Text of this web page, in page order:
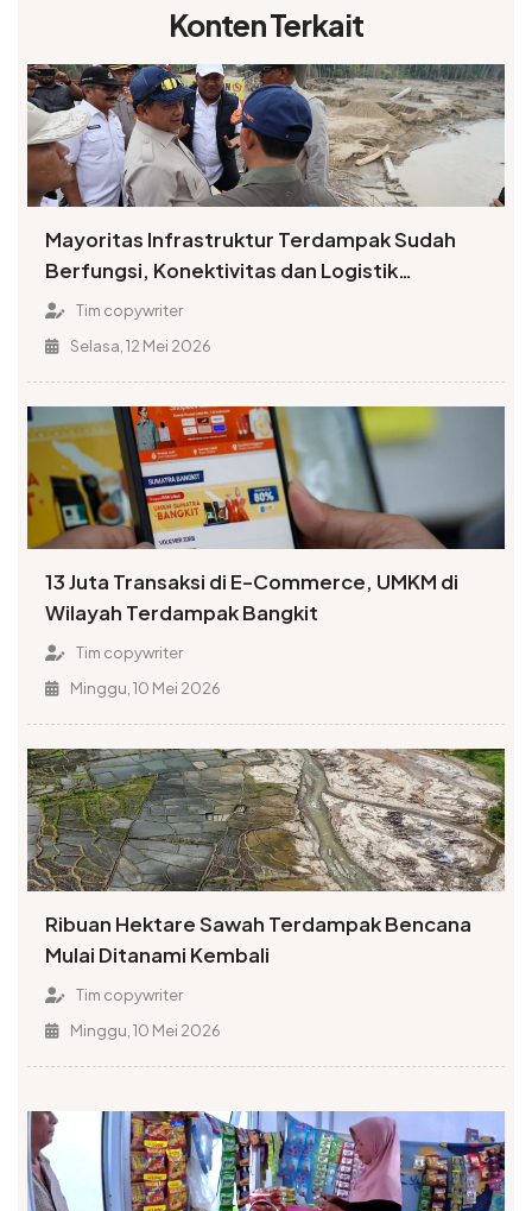
Konten Terkait
Mayoritas Infrastruktur Terdampak Sudah
Berfungsi, Konektivitas dan Logistik
Berangsur Normal
Tim copywriter
Selasa, 12 Mei 2026
13 Juta Transaksi di E-Commerce, UMKM di
Wilayah Terdampak Bangkit
Tim copywriter
Minggu, 10 Mei 2026
Ribuan Hektare Sawah Terdampak Bencana
Mulai Ditanami Kembali
Tim copywriter
Minggu, 10 Mei 2026